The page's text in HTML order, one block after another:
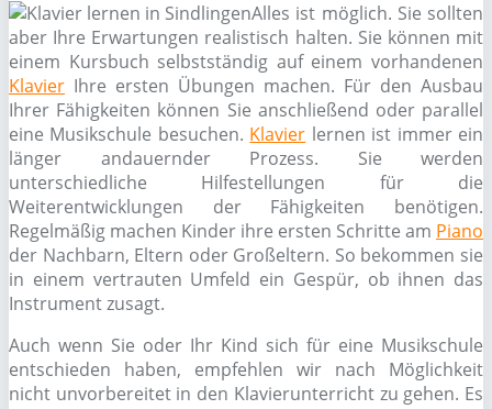
Alles ist möglich. Sie sollten
aber Ihre Erwartungen realistisch halten. Sie können mit
einem Kursbuch selbstständig auf einem vorhandenen
Klavier Ihre ersten Übungen machen. Für den Ausbau
Ihrer Fähigkeiten können Sie anschließend oder parallel
eine Musikschule besuchen. Klavier lernen ist immer ein
länger andauernder Prozess. Sie werden
unterschiedliche Hilfestellungen für die
Weiterentwicklungen der Fähigkeiten benötigen.
Regelmäßig machen Kinder ihre ersten Schritte am Piano
der Nachbarn, Eltern oder Großeltern. So bekommen sie
in einem vertrauten Umfeld ein Gespür, ob ihnen das
Instrument zusagt.
Auch wenn Sie oder Ihr Kind sich für eine Musikschule
entschieden haben, empfehlen wir nach Möglichkeit
nicht unvorbereitet in den Klavierunterricht zu gehen. Es